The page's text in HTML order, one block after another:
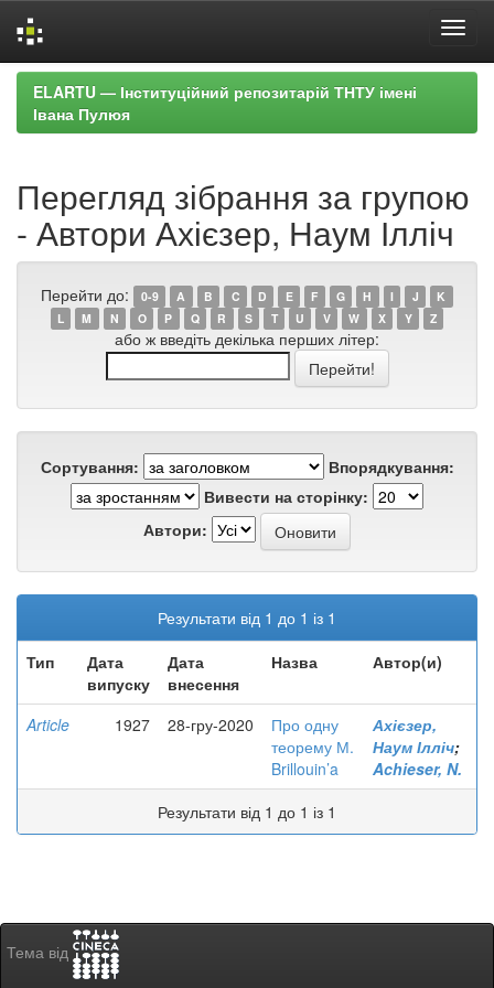
Skip
navigation
ELARTU — Інституційний репозитарій ТНТУ імені
Івана Пулюя
Перегляд зібрання за групою
- Автори Ахієзер, Наум Ілліч
Перейти до: 0-9 A B C D E F G H I J
K
L
M N O P Q R S T U V W X Y Z
або ж введіть декілька перших літер:
Сортування:
Впорядкування:
Вивести на сторінку:
Автори:
Результати від 1 до 1 із 1
Тип
Дата
випуску
Дата
внесення
Назва Автор(и)
Article 1927 28-гру-2020
Про одну
теорему М.
Brillouin’a
Ахієзер,
Наум Ілліч;
Achieser, N.
Результати від 1 до 1 із 1
Тема від